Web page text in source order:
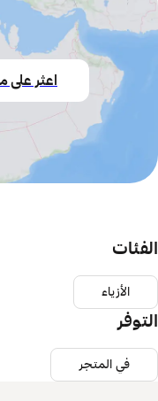
اعثر على
الفئات
الأزياء
التوفر
في المتجر